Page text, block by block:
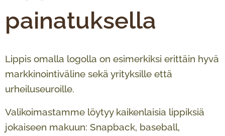
painatuksella
Lippis omalla logolla on esimerkiksi erittäin hyvä
markkinointiväline sekä yrityksille että
urheiluseuroille.
Valikoimastamme löytyy kaikenlaisia lippiksiä
jokaiseen makuun: Snapback, baseball,